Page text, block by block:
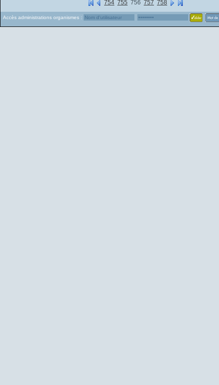
754 755 756 757 758
Accès administrations organismes :